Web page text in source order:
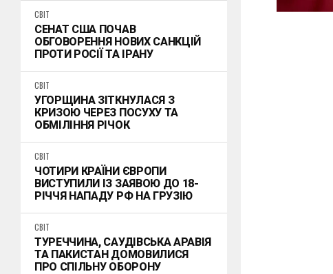
СВІТ
СЕНАТ США ПОЧАВ
ОБГОВОРЕННЯ НОВИХ САНКЦІЙ
ПРОТИ РОСІЇ ТА ІРАНУ
СВІТ
УГОРЩИНА ЗІТКНУЛАСЯ З
КРИЗОЮ ЧЕРЕЗ ПОСУХУ ТА
ОБМІЛІННЯ РІЧОК
СВІТ
ЧОТИРИ КРАЇНИ ЄВРОПИ
ВИСТУПИЛИ ІЗ ЗАЯВОЮ ДО 18-
РІЧЧЯ НАПАДУ РФ НА ГРУЗІЮ
СВІТ
ТУРЕЧЧИНА, САУДІВСЬКА АРАВІЯ
ТА ПАКИСТАН ДОМОВИЛИСЯ
ПРО СПІЛЬНУ ОБОРОНУ